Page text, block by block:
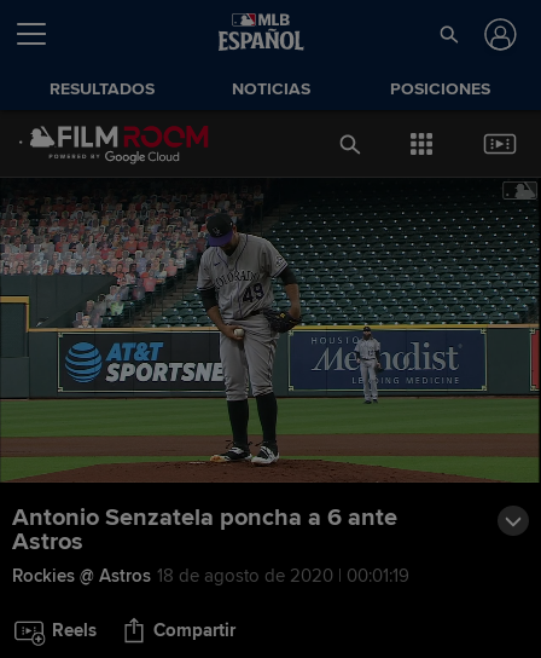
RESULTADOS NOTICIAS POSICIONES
Antonio Senzatela poncha a 6 ante
Astros
Rockies @ Astros 18 de agosto de 2020 | 00:01:19
Reels Compartir